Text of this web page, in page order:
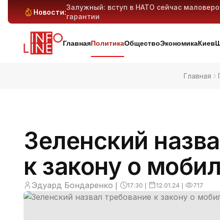
Новости:
Залужный: вступ в НАТО сейчас
гарантии
Антибиотикорезистентность у детей
Генеративный ИИ может вытеснить
Киев и область под массированным
ГлавнаяПолитикаОбществоЭкономикаКиев
Главная
Зеленский
к закону о
Эдуард Бондаренко ❘ 17:30 ❘ 12.01.24 ❘ 717